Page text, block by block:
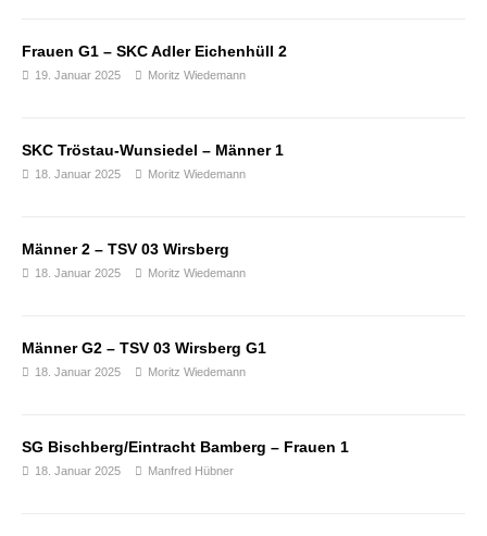
Frauen G1 – SKC Adler Eichenhüll 2
19. Januar 2025 Moritz Wiedemann
SKC Tröstau-Wunsiedel – Männer 1
18. Januar 2025 Moritz Wiedemann
Männer 2 – TSV 03 Wirsberg
18. Januar 2025 Moritz Wiedemann
Männer G2 – TSV 03 Wirsberg G1
18. Januar 2025 Moritz Wiedemann
SG Bischberg/Eintracht Bamberg – Frauen 1
18. Januar 2025 Manfred Hübner